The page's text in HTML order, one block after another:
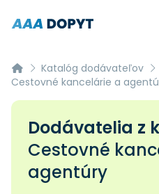
Katalóg dodávateľov
Cestovné kancelárie a
Dodávatelia z
Cestovné
agentúry